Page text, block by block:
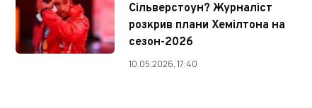
Сільверстоун? Журналіст
розкрив плани Хемілтона на
сезон-2026
10.05.2026, 17:40